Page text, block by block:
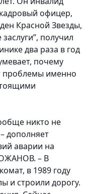
офицер,
Красной Звезды,
получил
два раза в год
почему
проблемы именно
никто не
дополняет
аварии на
– В
в 1989 году
и строили дорогу.